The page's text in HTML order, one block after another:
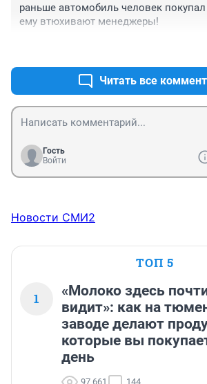
раньше автомобиль человек
ему втюхивают менеджеры!
Читать все
Гость
Войти
Новости СМИ2
ТОП 5
1
«Молоко здесь
видит»: как на
заводе делают
которые вы
день
97 661 144